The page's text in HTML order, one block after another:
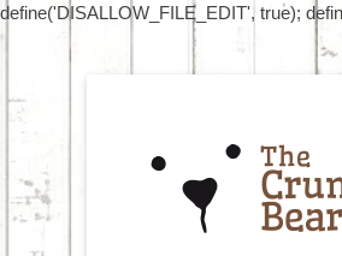
define('DISALLOW_FILE_EDIT', true);
The